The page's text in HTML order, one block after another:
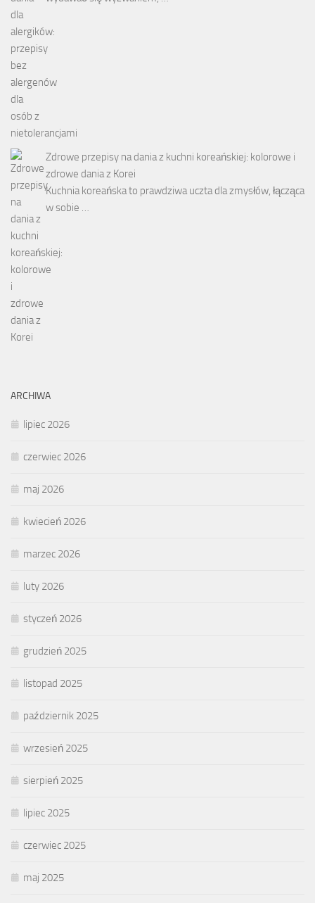
Zdrowe przepisy na dania z kuchni koreańskiej: kolorowe i
zdrowe dania z Korei
Kuchnia koreańska to prawdziwa uczta dla zmysłów, łącząca
w sobie …
ARCHIWA
lipiec 2026
czerwiec 2026
maj 2026
kwiecień 2026
marzec 2026
luty 2026
styczeń 2026
grudzień 2025
listopad 2025
październik 2025
wrzesień 2025
sierpień 2025
lipiec 2025
czerwiec 2025
maj 2025